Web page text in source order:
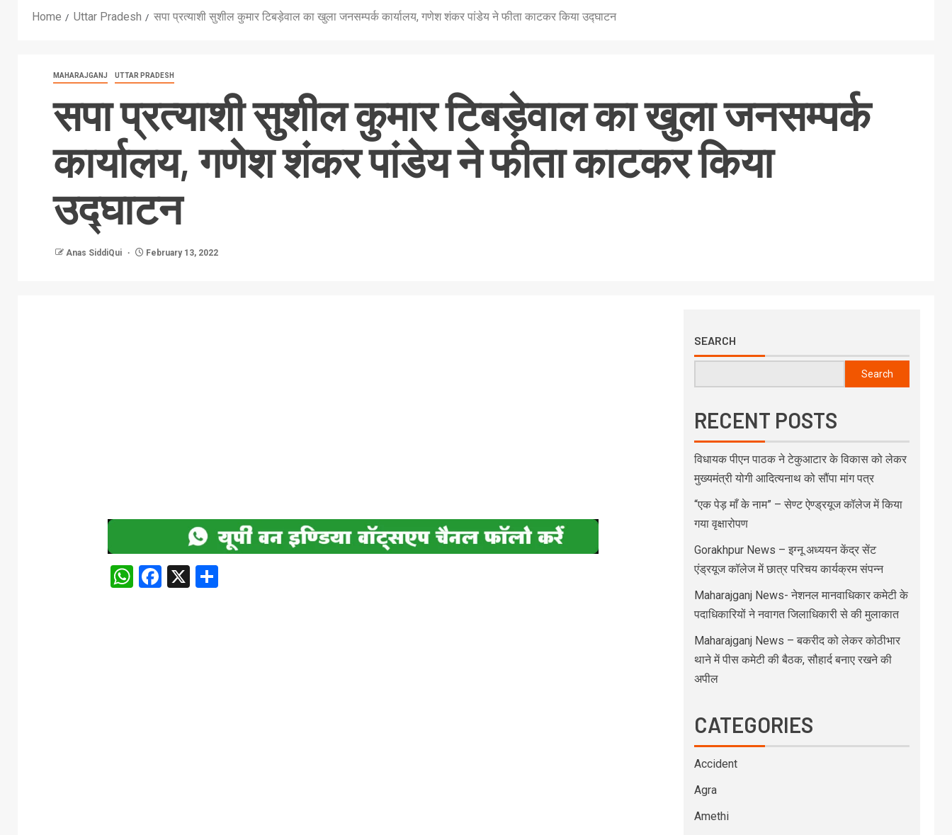
Home Uttar Pradesh सपा प्रत्याशी सुशील कुमार टिबड़ेवाल का खुला जनसम्पर्क कार्यालय, गणेश शंकर पांडेय ने फीता काटकर किया उद्घाटन
MAHARAJGANJ UTTAR PRADESH
सपा प्रत्याशी सुशील कुमार टिबड़ेवाल का खुला जनसम्पर्क
कार्यालय, गणेश शंकर पांडेय ने फीता काटकर किया
उद्घाटन
Anas SiddiQui February 13, 2022
WhatsApp
Facebook
X
SEARCH
Search
RECENT POSTS
विधायक पीएन पाठक ने टेकुआटार के विकास को लेकर
मुख्यमंत्री योगी आदित्यनाथ को सौंपा मांग पत्र
“एक पेड़ माँ के नाम” – सेण्ट ऐण्ड्रयूज कॉलेज में किया
गया वृक्षारोपण
Gorakhpur News – इग्नू अध्ययन केंद्र सेंट
एंड्रयूज कॉलेज में छात्र परिचय कार्यक्रम संपन्न
Maharajganj News- नेशनल मानवाधिकार कमेटी के
पदाधिकारियों ने नवागत जिलाधिकारी से की मुलाकात
Maharajganj News – बकरीद को लेकर कोठीभार
थाने में पीस कमेटी की बैठक, सौहार्द बनाए रखने की
अपील
CATEGORIES
Accident
Agra
Amethi